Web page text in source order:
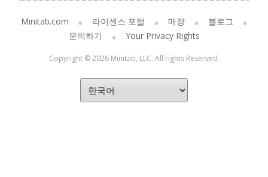
Minitab.com 라이센스 포털 매장
블로그
문의하기
Your Privacy Rights
Copyright © 2026 Minitab, LLC. All rights Reserved.